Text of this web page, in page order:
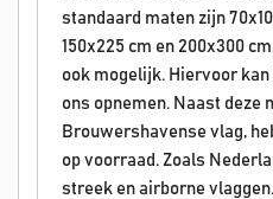
standaard maten zijn
150x225 cm en 200x300
ook mogelijk. Hiervoor
ons opnemen. Naast deze
Brouwershavense vlag,
op voorraad. Zoals
streek en airborne